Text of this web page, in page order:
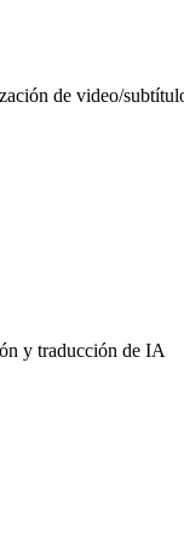
de video/
y traducción de IA